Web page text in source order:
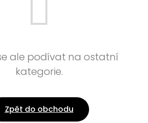
ale podívat na ostatní
kategorie.
Zpět do obchodu